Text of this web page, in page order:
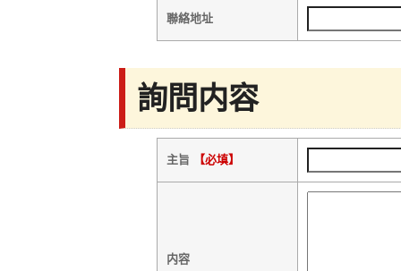
聯絡地址
詢問内容
主旨 【必填】
内容